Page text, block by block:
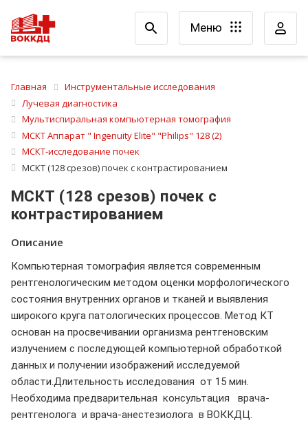
Меню
Главная
Инструментальные исследования
Лучевая диагностика
Мультиспиральная компьютерная томография
МСКТ Аппарат " Ingenuity Elite" "Philips" 128 (2)
МСКТ-исследование почек
МСКТ (128 срезов) почек с контрастированием
МСКТ (128 срезов) почек с
контрастированием
Описание
Компьютерная томография является современным
рентгенологическим методом оценки морфологического
состояния внутренних органов и тканей и выявления
широкого круга патологических процессов. Метод КТ
основан на просвечивании организма рентгеновским
излучением с последующей компьютерной обработкой
данных и получении изображений исследуемой
области.Длительность исследования от 15 мин.
Необходима предварительная консультация врача-
рентгенолога и врача-анестезиолога в ВОККДЦ.